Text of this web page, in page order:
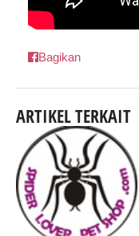
Bagikan
ARTIKEL TERKAIT